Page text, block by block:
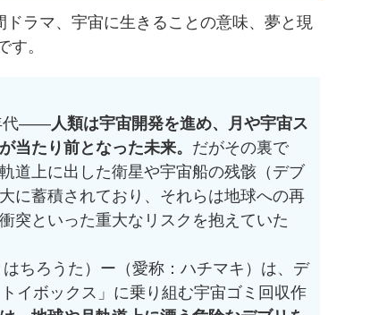
ラマ、宇宙に生きることの意味、夢と現
。
代——人類は宇宙開発を進め、月や宇宙ス
当たり前となった未来。 だがその裏で
道上に出した衛星や宇宙船の残骸（デブ
に蓄積されており、それらは地球への再
突といった重大なリスクを抱えていた
ちろうた）ー（愛称：ハチマキ）は、デ
イボックス」に乗り組む宇宙ゴミ回収作